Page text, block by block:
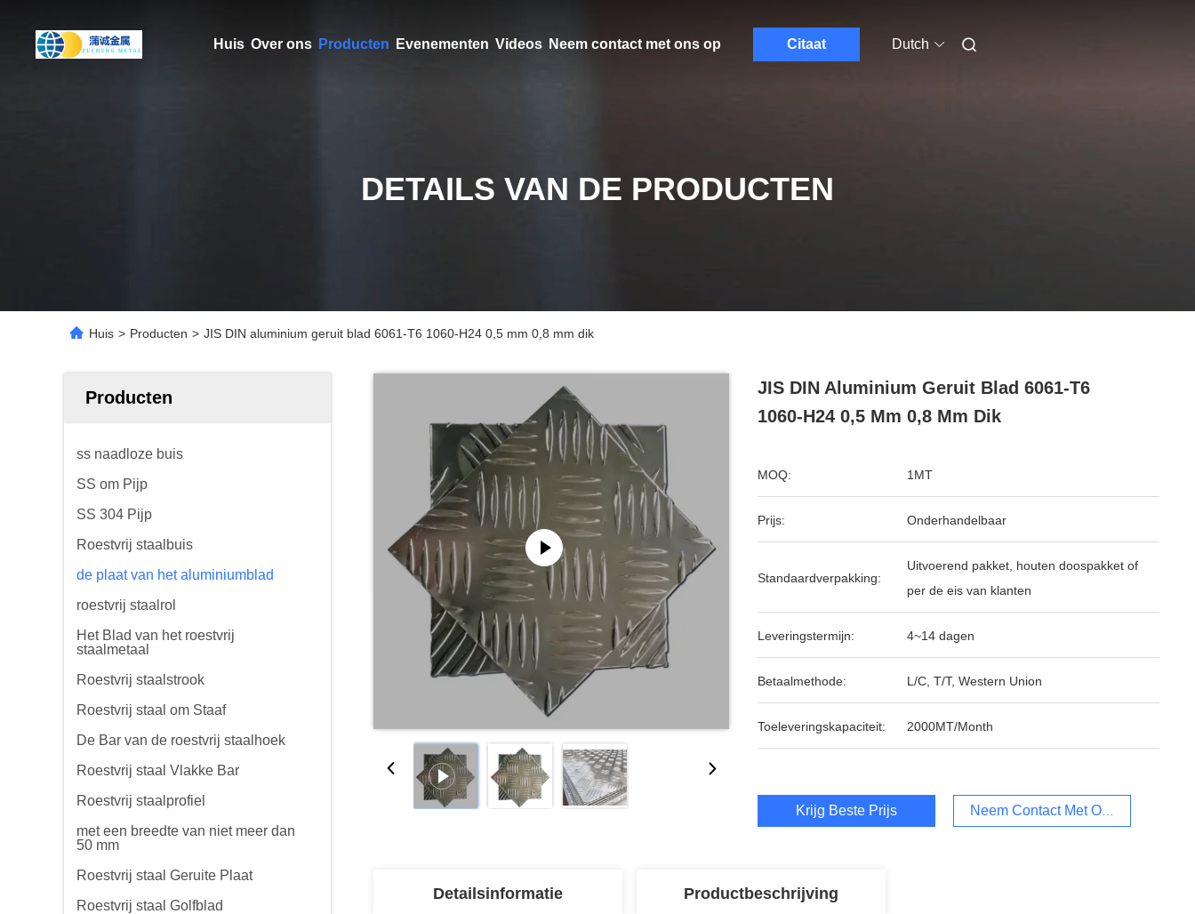
Huis Over ons Producten Evenementen Videos Neem contact met ons op Citaat Dutch
DETAILS VAN DE PRODUCTEN
Huis > Producten > JIS DIN aluminium geruit blad 6061-T6 1060-H24 0,5 mm 0,8 mm dik
Producten
ss naadloze buis
SS om Pijp
SS 304 Pijp
Roestvrij staalbuis
de plaat van het aluminiumblad
roestvrij staalrol
Het Blad van het roestvrij
staalmetaal
Roestvrij staalstrook
Roestvrij staal om Staaf
De Bar van de roestvrij staalhoek
Roestvrij staal Vlakke Bar
Roestvrij staalprofiel
met een breedte van niet meer dan
50 mm
Roestvrij staal Geruite Plaat
Roestvrij staal Golfblad
JIS DIN Aluminium Geruit Blad 6061-T6
1060-H24 0,5 Mm 0,8 Mm Dik
MOQ: 1MT
Prijs: Onderhandelbaar
Standaardverpakking:
Uitvoerend pakket, houten doospakket of
per de eis van klanten
Leveringstermijn: 4~14 dagen
Betaalmethode: L/C, T/T, Western Union
Toeleveringskapaciteit: 2000MT/Month
Krijg Beste Prijs Neem Contact Met Ons Op
Detailsinformatie Productbeschrijving